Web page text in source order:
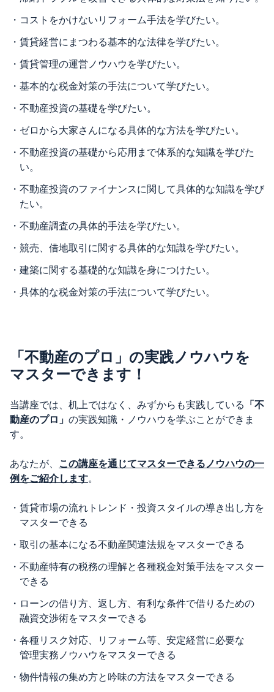
・ コストをかけないリフォーム手法を学びたい。
・ 賃貸経営にまつわる基本的な法律を学びたい。
・ 賃貸管理の運営ノウハウを学びたい。
・ 基本的な税金対策の手法について学びたい。
・ 不動産投資の基礎を学びたい。
・ ゼロから大家さんになる具体的な方法を学びたい。
・ 不動産投資の基礎から応用まで体系的な知識を学びた
い。
・ 不動産投資のファイナンスに関して具体的な知識を学び
たい。
・ 不動産調査の具体的手法を学びたい。
・ 競売、借地取引に関する具体的な知識を学びたい。
・ 建築に関する基礎的な知識を身につけたい。
・ 具体的な税金対策の手法について学びたい。
「不動産のプロ」の実践ノウハウを
マスターできます！
当講座では、机上ではなく、みずからも実践している
「不
動産のプロ」 の実践知識・ノウハウを学ぶことができま
す。
あなたが、
この講座を通じてマスターできるノウハウの一
例をご紹介します。
・ 賃貸市場の流れトレンド・投資スタイルの導き出し方を
マスターできる
・ 取引の基本になる不動産関連法規をマスターできる
・ 不動産特有の税務の理解と各種税金対策手法をマスター
できる
・ ローンの借り方、返し方、有利な条件で借りるための
融資交渉術をマスターできる
・ 各種リスク対応、リフォーム等、安定経営に必要な
管理実務ノウハウをマスターできる
・ 物件情報の集め方と吟味の方法をマスターできる